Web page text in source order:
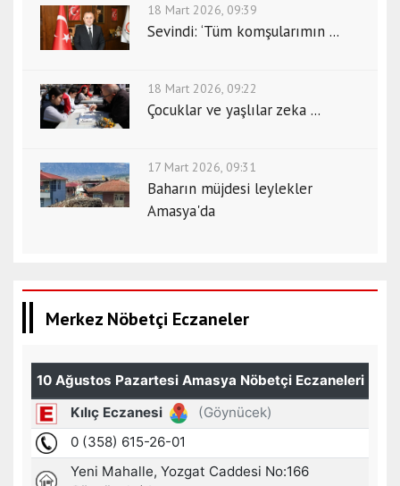
18 Mart 2026, 09:39
Sevindi: ‘Tüm komşularımın ...
18 Mart 2026, 09:22
Çocuklar ve yaşlılar zeka ...
17 Mart 2026, 09:31
Baharın müjdesi leylekler
Amasya'da
Merkez Nöbetçi Eczaneler